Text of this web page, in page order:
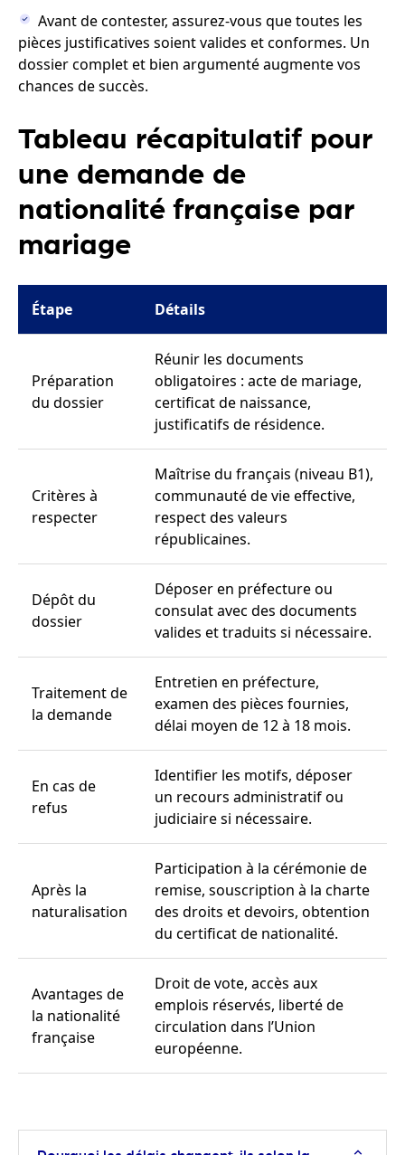
Avant de contester, assurez-vous que toutes les
pièces justificatives soient valides et conformes. Un
dossier complet et bien argumenté augmente vos
chances de succès.
Tableau récapitulatif pour
une demande de
nationalité française par
mariage
Étape Détails
Préparation
du dossier
Réunir les documents
obligatoires : acte de mariage,
certificat de naissance,
justificatifs de résidence.
Critères à
respecter
Maîtrise du français (niveau B1),
communauté de vie effective,
respect des valeurs
républicaines.
Dépôt du
dossier
Déposer en préfecture ou
consulat avec des documents
valides et traduits si nécessaire.
Traitement de
la demande
Entretien en préfecture,
examen des pièces fournies,
délai moyen de 12 à 18 mois.
En cas de
refus
Identifier les motifs, déposer
un recours administratif ou
judiciaire si nécessaire.
Après la
naturalisation
Participation à la cérémonie de
remise, souscription à la charte
des droits et devoirs, obtention
du certificat de nationalité.
Avantages de
la nationalité
française
Droit de vote, accès aux
emplois réservés, liberté de
circulation dans l’Union
européenne.